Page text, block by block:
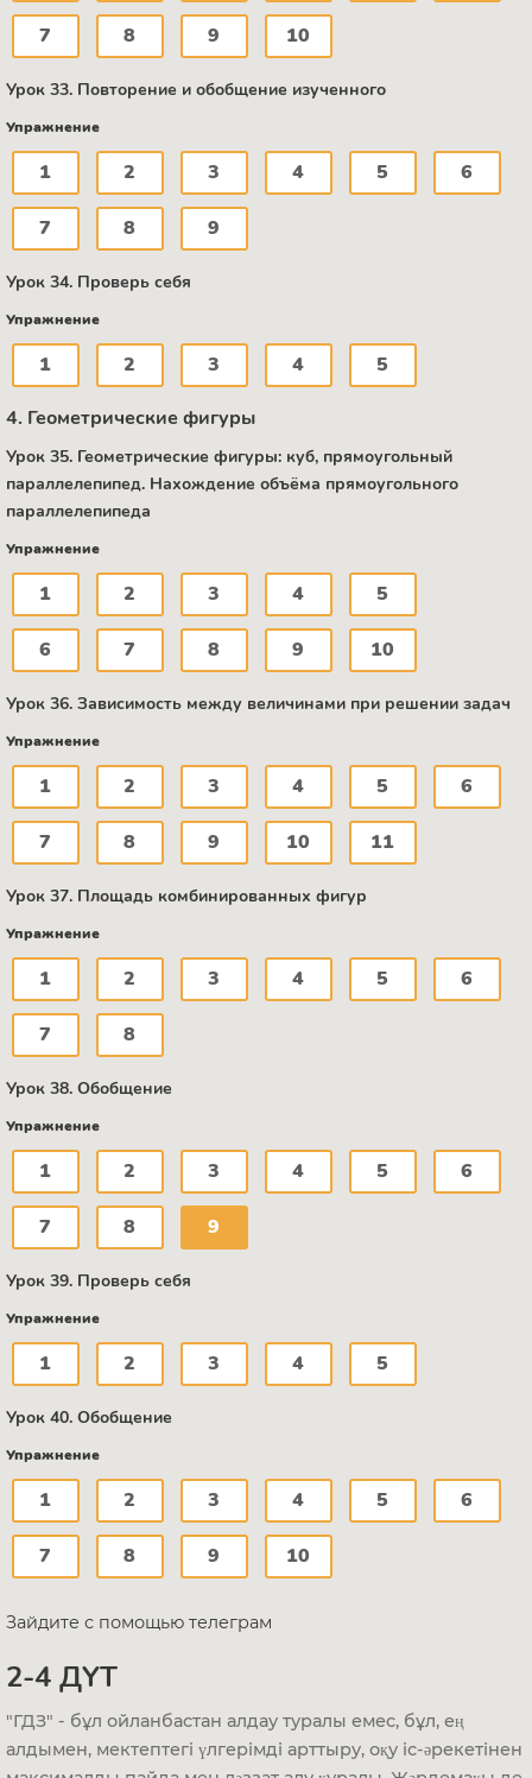
7 8 9 10
Урок 33. Повторение и обобщение изученного
Упражнение
1 2 3 4 5 6
7 8 9
Урок 34. Проверь себя
Упражнение
1 2 3 4 5
4. Геометрические фигуры
Урок 35. Геометрические фигуры: куб, прямоугольный
параллелепипед. Нахождение объёма прямоугольного
параллелепипеда
Упражнение
1 2 3 4 5
6 7 8 9 10
Урок 36. Зависимость между величинами при решении задач
Упражнение
1 2 3 4 5 6
7 8 9 10 11
Урок 37. Площадь комбинированных фигур
Упражнение
1 2 3 4 5 6
7 8
Урок 38. Обобщение
Упражнение
1 2 3 4 5 6
7 8 9
Урок 39. Проверь себя
Упражнение
1 2 3 4 5
Урок 40. Обобщение
Упражнение
1 2 3 4 5 6
7 8 9 10
Зайдите с помощью телеграм
2-4 ДҮТ
"ГДЗ" - бұл ойланбастан алдау туралы емес, бұл, ең
алдымен, мектептегі үлгерімді арттыру, оқу іс-әрекетінен